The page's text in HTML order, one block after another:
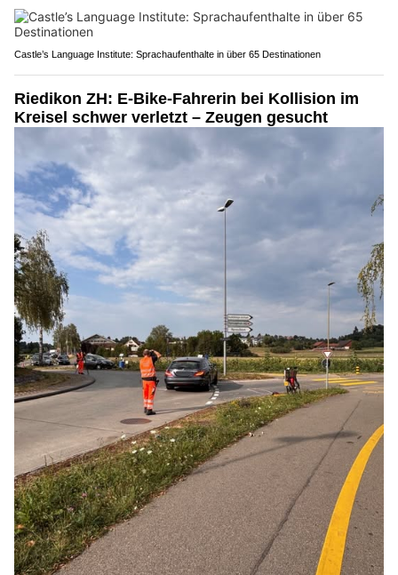
Castle’s Language Institute: Sprachaufenthalte in über 65 Destinationen
Riedikon ZH: E-Bike-Fahrerin bei Kollision im
Kreisel schwer verletzt – Zeugen gesucht